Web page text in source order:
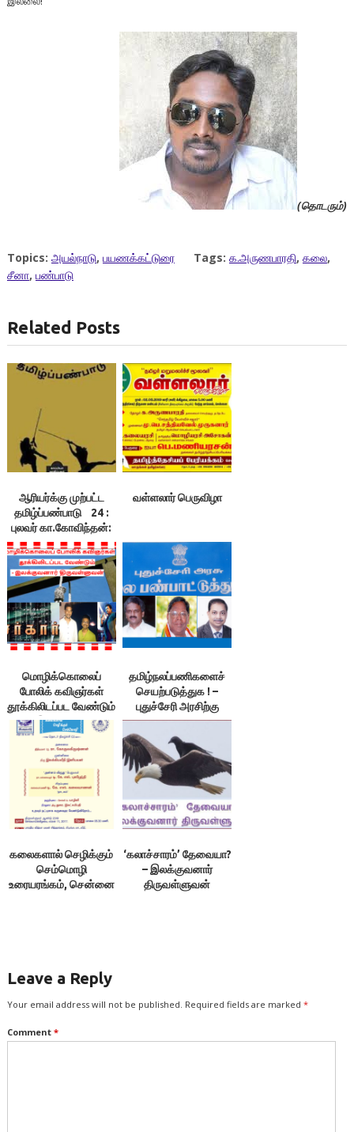
(தொடரும்)
Topics: அயல்நாடு, பயணக்கட்டுரை Tags: க.அருணபாரதி, கலை,
சீனா, பண்பாடு
Related Posts
ஆரியர்க்கு முற்பட்ட
தமிழ்ப்பண்பாடு 24 :
புலவர் கா.கோவிந்தன்:
சீனா வுடன்
கொண்டிருந்த
வாணிகம்
வள்ளலார் பெருவிழா
மொழிக்கொலைப்
போலிக் கவிஞர்கள்
தூக்கிலிடப்பட வேண்டும்
– இலக்குவனார்
திருவள்ளுவன்
தமிழ்நலப்பணிகளைச்
செயற்படுத்துக ! –
புதுச்சேரி அரசிற்கு
வேண்டுகோள்
கலைகளால் செழிக்கும்
செம்மொழி
உரையரங்கம், சென்னை
‘கலாச்சாரம்’ தேவையா?
– இலக்குவனார்
திருவள்ளுவன்
Leave a Reply
Your email address will not be published. Required fields are marked *
Comment *